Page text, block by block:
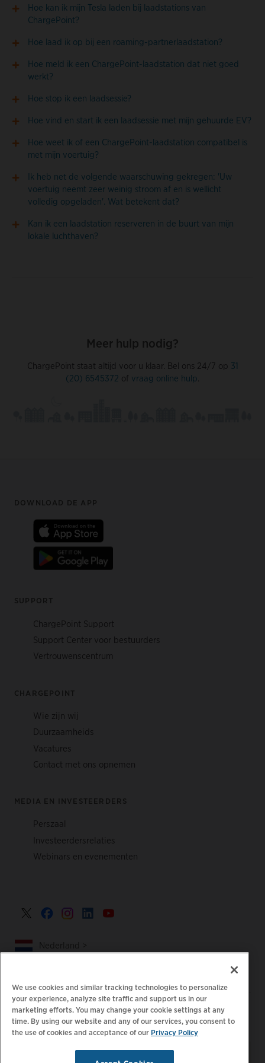
Hoe kan ik mijn Tesla laden bij laadstations van
ChargePoint?
Hoe laad ik op bij een roaming-partnerlaadstation?
Hoe meld ik een ChargePoint-laadstation dat niet goed
werkt?
Hoe stop ik een laadsessie?
Hoe vind en start ik een laadsessie met mijn gehuurde EV?
Hoe weet ik of een ChargePoint-laadstation compatibel is
met mijn voertuig?
Ik heb net de volgende waarschuwing gekregen: 'Uw
voertuig neemt zeer weinig stroom af en is wellicht
volledig opgeladen'. Wat betekent dat?
Kan ik een laadstation reserveren in de buurt van mijn
lokale luchthaven?
Meer hulp nodig?
ChargePoint staat altijd voor u klaar. Bel ons 24/7 op 31
(20) 6545372 of vraag online hulp.
Footer
DOWNLOAD DE APP
SUPPORT
ChargePoint Support
Support Center voor bestuurders
Vertrouwenscentrum
CHARGEPOINT
Wie zijn wij
Duurzaamheids
Vacatures
Contact met ons opnemen
MEDIA EN INVESTEERDERS
Perszaal
Investeerdersrelaties
Webinars en evenementen
Nederland >
Privacybeleid | Uw privacykeuzes | Juridisch |
Toegankelijkheidsafschrift | Gedragscode voor leveranciers
EPR-informatie
Blijf op de hoogte. E- © 2026 ChargePoint, Inc.
We use cookies and similar tracking technologies to personalize
your experience, analyze site traffic and support us in our
marketing efforts. You may change your cookie settings at any
time. By using our website and any of our services, you consent to
the use of cookies and acceptance of our Privacy Policy